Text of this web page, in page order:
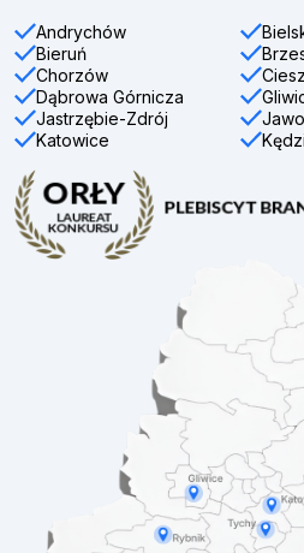
Andrychów
Bieruń
Chorzów
Dąbrowa Górnicza
Jastrzębie-Zdrój
Katowice